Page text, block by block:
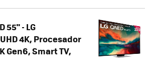
55" - LG
4K, Procesador
Gen6, Smart TV,